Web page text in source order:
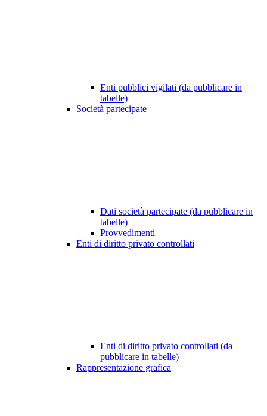
Enti pubblici vigilati (da pubblicare in
tabelle)
Società partecipate
Dati società partecipate (da pubblicare in
tabelle)
Provvedimenti
Enti di diritto privato controllati
Enti di diritto privato controllati (da
pubblicare in tabelle)
Rappresentazione grafica